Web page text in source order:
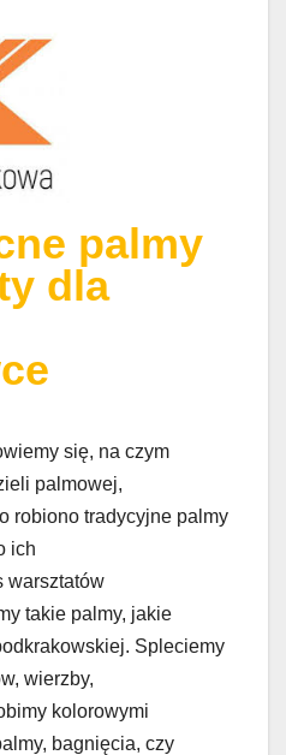
palmy
dla
się, na czym
palmowej,
robiono tradycyjne palmy
ich
warsztatów
takie palmy, jakie
Spleciemy
wierzby,
kolorowymi
bagnięcia, czy